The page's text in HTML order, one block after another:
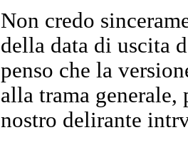
Non credo
della data di uscita
penso che la
alla trama
nostro delirante